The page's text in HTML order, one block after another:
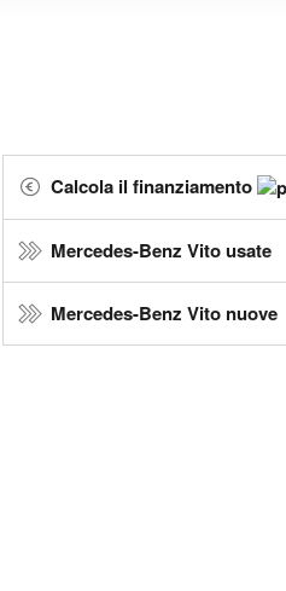
Calcola il finanziamento
Mercedes-Benz Vito usate
Mercedes-Benz Vito nuove